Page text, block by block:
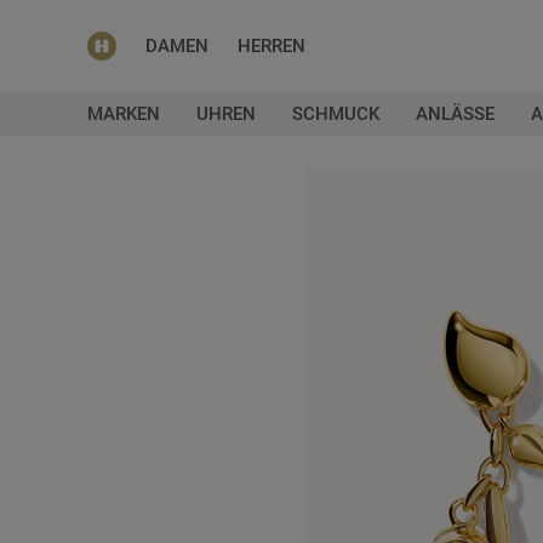
DAMEN HERREN
MARKEN UHREN SCHMUCK ANLÄSSE